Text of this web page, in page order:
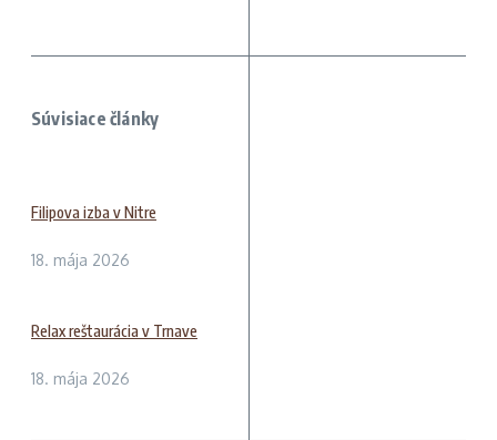
Súvisiace články
Filipova izba v Nitre
18. mája 2026
Relax reštaurácia v Trnave
18. mája 2026